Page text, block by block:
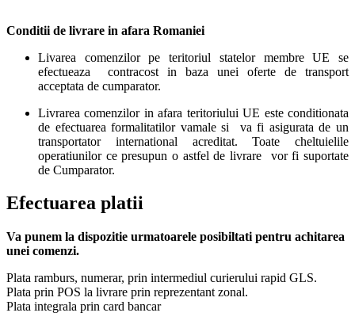
Conditii de livrare in afara Romaniei
Livarea comenzilor pe teritoriul statelor membre UE se
efectueaza contracost in baza unei oferte de transport
acceptata de cumparator.
Livrarea comenzilor in afara teritoriului UE este conditionata
de efectuarea formalitatilor vamale si va fi asigurata de un
transportator international acreditat. Toate cheltuielile
operatiunilor ce presupun o astfel de livrare vor fi suportate
de Cumparator.
Efectuarea platii
Va punem la dispozitie urmatoarele posibiltati pentru achitarea
unei comenzi.
Plata ramburs, numerar, prin intermediul curierului rapid GLS.
Plata prin POS la livrare prin reprezentant zonal.
Plata integrala prin card bancar